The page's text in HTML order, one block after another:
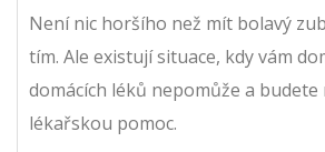
Není nic horšího než mít bolavý
tím. Ale existují situace, kdy vám
domácích léků nepomůže a
lékařskou pomoc.